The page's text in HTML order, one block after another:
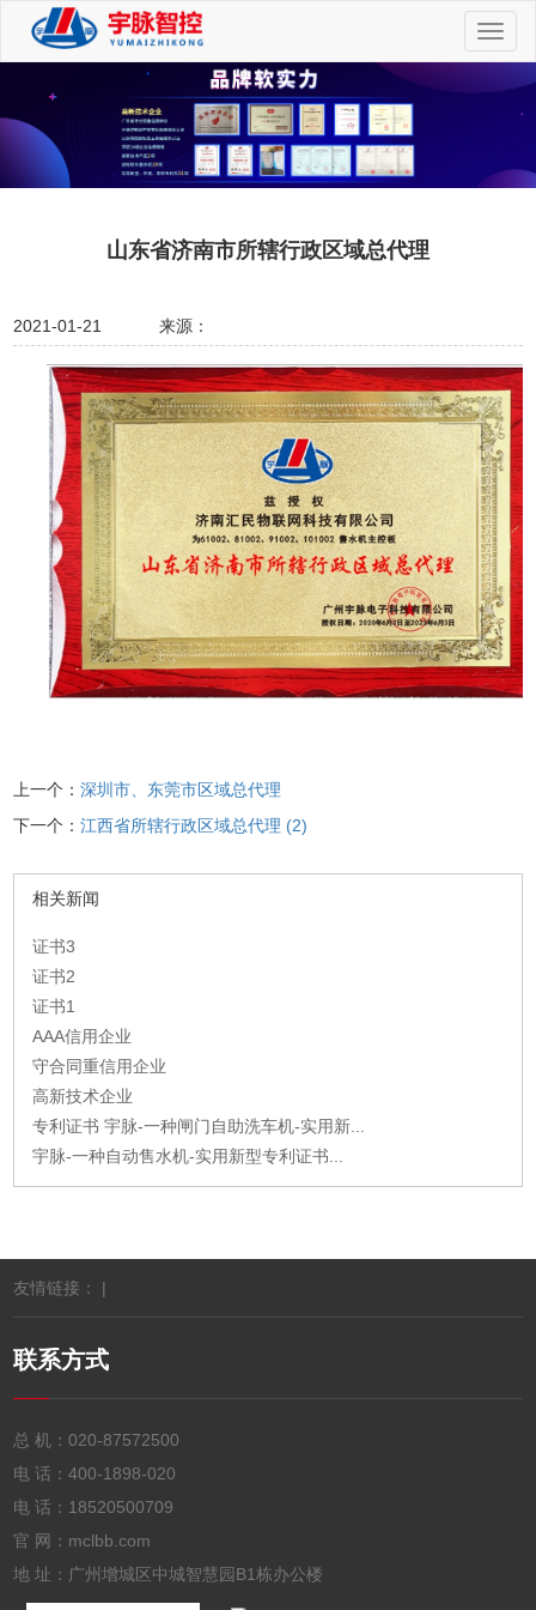
切
换
山东省济南市所辖行政区域总代理
2021-01-21 来源：
上一个：深圳市、东莞市区域总代理
下一个：江西省所辖行政区域总代理 (2)
相关新闻
证书3
证书2
证书1
AAA信用企业
守合同重信用企业
高新技术企业
专利证书 宇脉-一种闸门自助洗车机-实用新...
宇脉-一种自动售水机-实用新型专利证书...
友情链接： |
联系方式
总 机：020-87572500
电 话：400-1898-020
电 话： 18520500709
官 网：mclbb.com
地 址：广州增城区中城智慧园B1栋办公楼